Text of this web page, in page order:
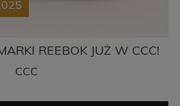
REEBOK JUŻ W CCC!
CCC